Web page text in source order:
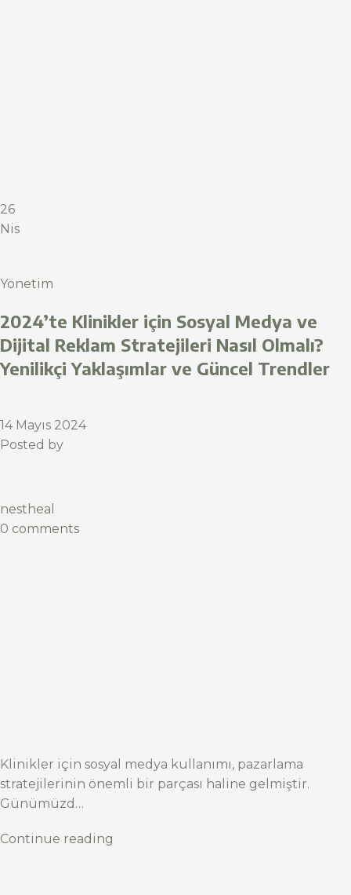
26
Nis
Yönetim
2024’te Klinikler için Sosyal Medya ve
Dijital Reklam Stratejileri Nasıl Olmalı?
Yenilikçi Yaklaşımlar ve Güncel Trendler
14 Mayıs 2024
Posted by
nestheal
0 comments
Klinikler için sosyal medya kullanımı, pazarlama
stratejilerinin önemli bir parçası haline gelmiştir.
Günümüzd…
Continue reading